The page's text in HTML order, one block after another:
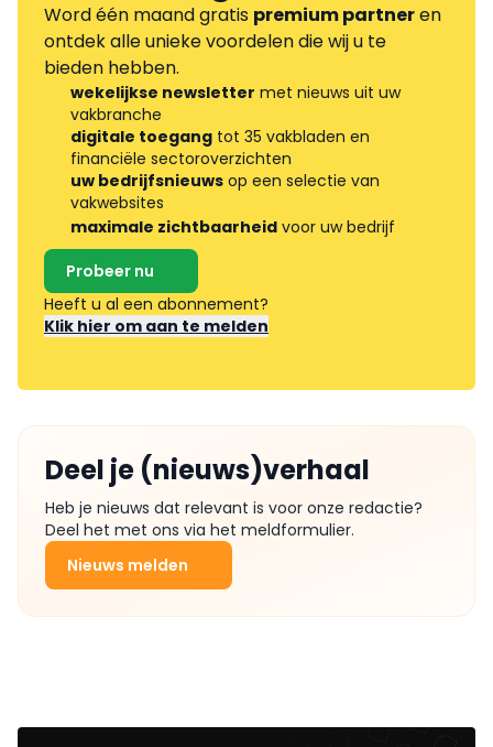
Word één maand gratis premium partneren
ontdek alle unieke voordelen die wij u te
bieden hebben.
wekelijkse newsletter met nieuws uit uw
vakbranche
digitale toegang tot 35 vakbladen en
financiële sectoroverzichten
uw bedrijfsnieuws op een selectie van
vakwebsites
maximale zichtbaarheid voor uw bedrijf
Probeer nu
Heeft u al een abonnement?
Klik hier om aan te melden
Deel je (nieuws)verhaal
Heb je nieuws dat relevant is voor onze redactie?
Deel het met ons via het meldformulier.
Nieuws melden